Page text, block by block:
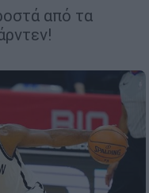
από τα